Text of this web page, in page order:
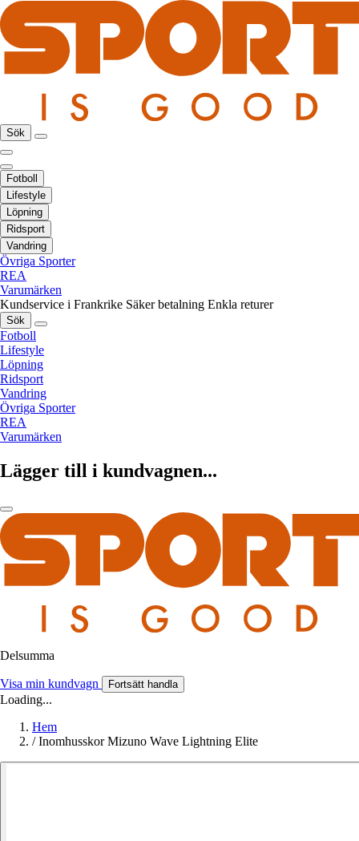
Sök
Fotboll
Lifestyle
Löpning
Ridsport
Vandring
Övriga Sporter
REA
Varumärken
Kundservice i Frankrike Säker betalning Enkla returer
Sök
Fotboll
Lifestyle
Löpning
Ridsport
Vandring
Övriga Sporter
REA
Varumärken
Lägger till i kundvagnen...
Delsumma
Visa min kundvagn Fortsätt handla
Loading...
Hem
/ Inomhusskor Mizuno Wave Lightning Elite